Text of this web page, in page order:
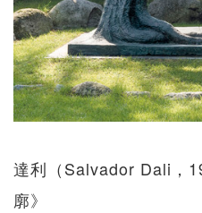
達利（Salvador Dali，
廓》